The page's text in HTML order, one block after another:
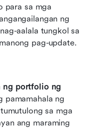
para sa mga
ng
aalala tungkol sa
pag-update.
ng portfolio ng
pamamahala ng
sa mga
ang maraming